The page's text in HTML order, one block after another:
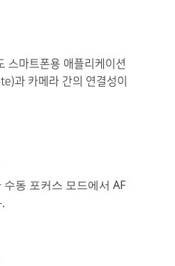
스마트폰용 애플리케이션
과 카메라 간의 연결성이
동 포커스 모드에서 AF